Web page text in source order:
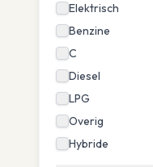
Elektrisch
Benzine
C
Diesel
LPG
Overig
Hybride